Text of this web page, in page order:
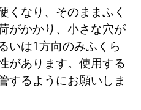
くなり、そのままふく
がかかり、小さな穴が
いは1方向のみふくら
があります。使用する
するようにお願いしま